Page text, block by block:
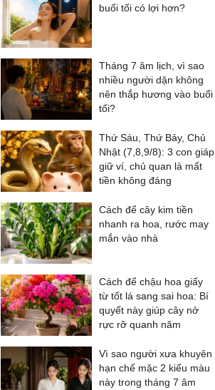
buổi tối có lợi hơn?
Tháng 7 âm lịch, vì sao
nhiều người dặn không
nên thắp hương vào buổi
tối?
Thứ Sáu, Thứ Bảy, Chủ
Nhật (7,8,9/8): 3 con giáp
giữ ví, chủ quan là mất
tiền không đáng
Cách để cây kim tiền
nhanh ra hoa, rước may
mắn vào nhà
Cách để chậu hoa giấy
từ tốt lá sang sai hoa: Bí
quyết này giúp cây nở
rực rỡ quanh năm
Vì sao người xưa khuyên
hạn chế mặc 2 kiểu màu
này trong tháng 7 âm